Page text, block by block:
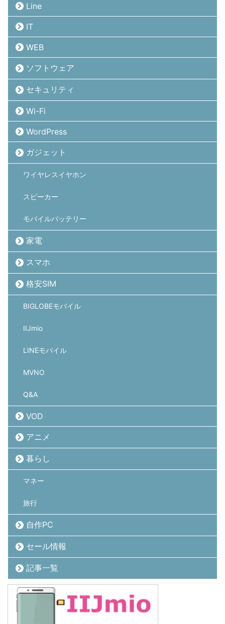
Line
IT
WEB
ソフトウェア
セキュリティ
Wi-Fi
WordPress
ガジェット
ワイヤレスイヤホン
スピーカー
モバイルバッテリー
家電
スマホ
格安SIM
BIGLOBEモバイル
IIJmio
LINEモバイル
MVNO
Q&A
VOD
アニメ
暮らし
マネー
旅行
自作PC
セール情報
記事一覧